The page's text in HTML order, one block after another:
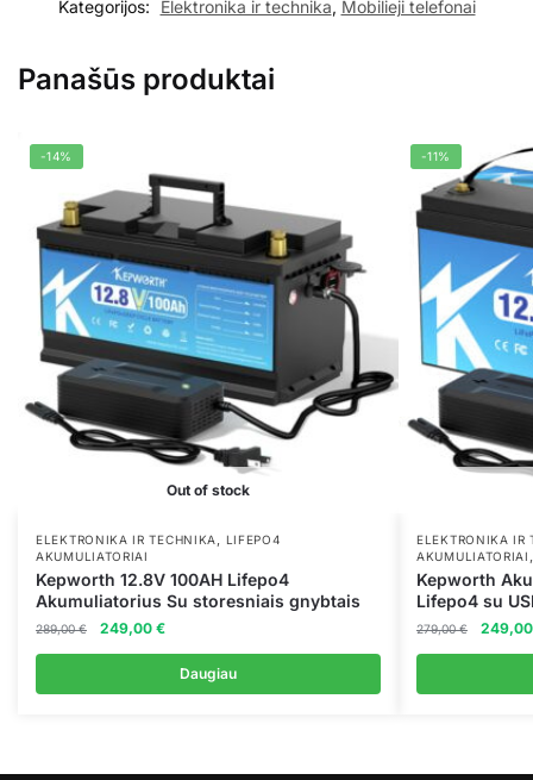
Kategorijos: Elektronika ir technika, Mobilieji telefonai
Panašūs produktai
-14%
Out of stock
ELEKTRONIKA IR TECHNIKA
LIFEPO4
AKUMULIATORIAI
Kepworth 12.8V 100AH Lifepo4
Akumuliatorius Su storesniais gnybtais
289,00€
Original
289,00 €.
249,00 €Current
249,00 €.
Daugiau
-11%
ELEKTRONIKA IR
AKUMULIATORIAI
Kepworth
Lifepo4 su
279,00€
Original
279,00